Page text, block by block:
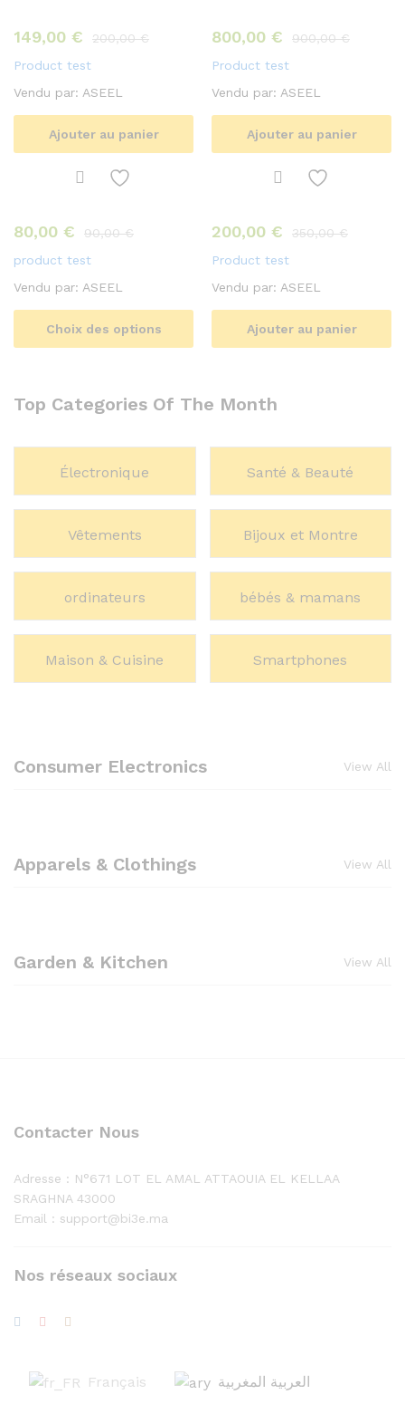
149,00 € 200,00€
Product test
Vendu par: ASEEL
Ajouter au panier
800,00 € 900,00€
Product test
Vendu par: ASEEL
Ajouter au panier
80,00 € 90,00€
product test
Vendu par: ASEEL
Choix des options
200,00 € 350,00€
Product test
Vendu par: ASEEL
Ajouter au panier
Top Categories Of The Month
Électronique
Vêtements
ordinateurs
Maison & Cuisine
Santé & Beauté
Bijoux et Montre
bébés & mamans
Smartphones
Consumer Electronics View All
Apparels & Clothings View All
Garden & Kitchen View All
Contacter Nous
Adresse : N°671 LOT EL AMAL ATTAOUIA EL KELLAA
SRAGHNA 43000
Email : support@bi3e.ma
Nos réseaux sociaux
Français العربية المغربية